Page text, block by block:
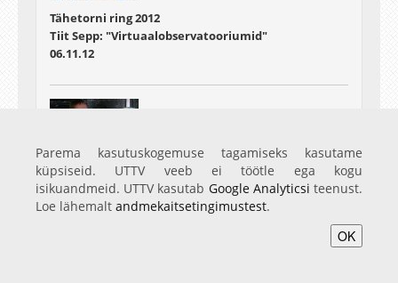
Tähetorni ring 2012
Tiit Sepp: "Virtuaalobservatooriumid"
06.11.12
Tähetorni ring 2012
Hillar Uudevald "Dimensioonid"
20.11.12
Parema kasutuskogemuse tagamiseks kasutame
küpsiseid. UTTV veeb ei töötle ega kogu
isikuandmeid. UTTV kasutab Google Analyticsi teenust.
Loe lähemalt andmekaitsetingimustest.
OK